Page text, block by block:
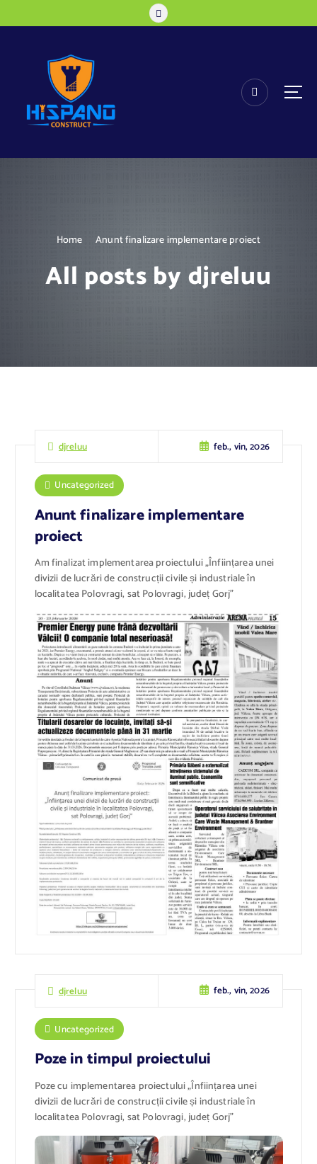
k
e
Home Anunt finalizare implementare proiect
All posts by djreluu
djreluu feb., vin, 2026
Uncategorized
Anunt finalizare implementare
proiect
Am finalizat implementarea proiectului „Înființarea unei
divizii de lucrări de construcții civile și industriale în
localitatea Polovragi, sat Polovragi, județ Gorj”
djreluu feb., vin, 2026
Uncategorized
Poze in timpul proiectului
Poze cu implementarea proiectului „Înființarea unei
divizii de lucrări de construcții civile și industriale în
localitatea Polovragi, sat Polovragi, județ Gorj”